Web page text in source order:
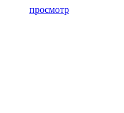
просмотр